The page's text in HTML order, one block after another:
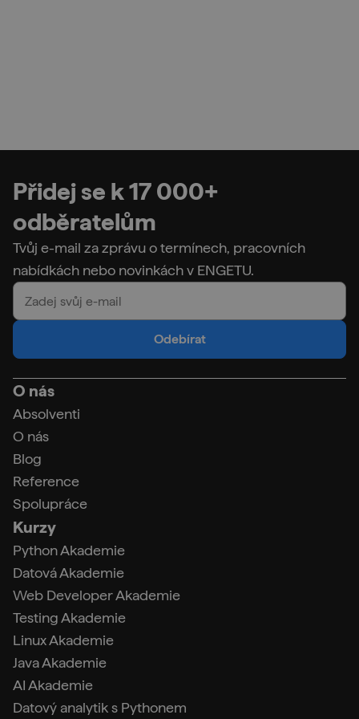
Přidej se k 17 000+
odběratelům
Tvůj e-mail za zprávu o termínech, pracovních
nabídkách nebo novinkách v ENGETU.
Odebírat
O nás
Absolventi
O nás
Blog
Reference
Spolupráce
Kurzy
Python Akademie
Datová Akademie
Web Developer Akademie
Testing Akademie
Linux Akademie
Java Akademie
AI Akademie
Datový analytik s Pythonem